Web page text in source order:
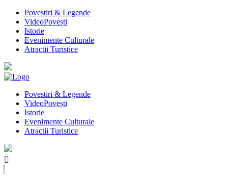
Povestiri & Legende
VideoPovești
Istorie
Evenimente Culturale
Atractii Turistice
Povestiri & Legende
VideoPovești
Istorie
Evenimente Culturale
Atractii Turistice